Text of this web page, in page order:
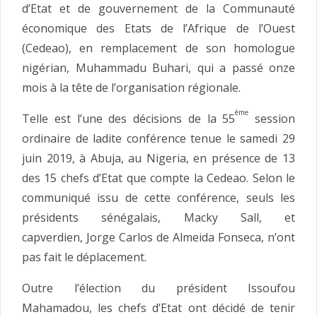
d’Etat et de gouvernement de la Communauté
économique des Etats de l’Afrique de l’Ouest
(Cedeao), en remplacement de son homologue
nigérian, Muhammadu Buhari, qui a passé onze
mois à la tête de l’organisation régionale.
Telle est l’une des décisions de la 55ème
session
ordinaire de ladite conférence tenue le samedi 29
juin 2019, à Abuja, au Nigeria, en présence de 13
des 15 chefs d’Etat que compte la Cedeao. Selon le
communiqué issu de cette conférence, seuls les
présidents sénégalais, Macky Sall, et
capverdien, Jorge Carlos de Almeida Fonseca, n’ont
pas fait le déplacement.
Outre l’élection du président Issoufou
Mahamadou, les chefs d’Etat ont décidé de tenir